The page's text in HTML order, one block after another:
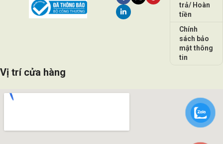
trả/ Hoàn
tiền
Chính
sách bảo
mật thông
tin
Vị trí cửa hàng